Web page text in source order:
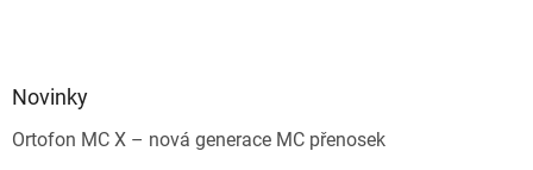
Novinky
Ortofon MC X – nová generace MC přenosek